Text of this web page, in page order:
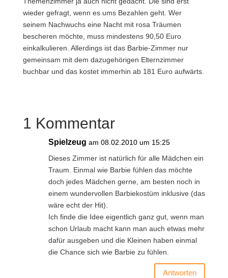
wieder gefragt, wenn es ums Bezahlen geht. Wer
seinem Nachwuchs eine Nacht mit rosa Träumen
bescheren möchte, muss mindestens 90,50 Euro
einkalkulieren. Allerdings ist das Barbie-Zimmer nur
gemeinsam mit dem dazugehörigen Elternzimmer
buchbar und das kostet immerhin ab 181 Euro aufwärts.
1 Kommentar
Spielzeug am 08.02.2010 um 15:25
Dieses Zimmer ist natürlich für alle Mädchen ein
Traum. Einmal wie Barbie fühlen das möchte
doch jedes Mädchen gerne, am besten noch in
einem wundervollen Barbiekostüm inklusive (das
wäre echt der Hit).
Ich finde die Idee eigentlich ganz gut, wenn man
schon Urlaub macht kann man auch etwas mehr
dafür ausgeben und die Kleinen haben einmal
die Chance sich wie Barbie zu fühlen.
Antworten